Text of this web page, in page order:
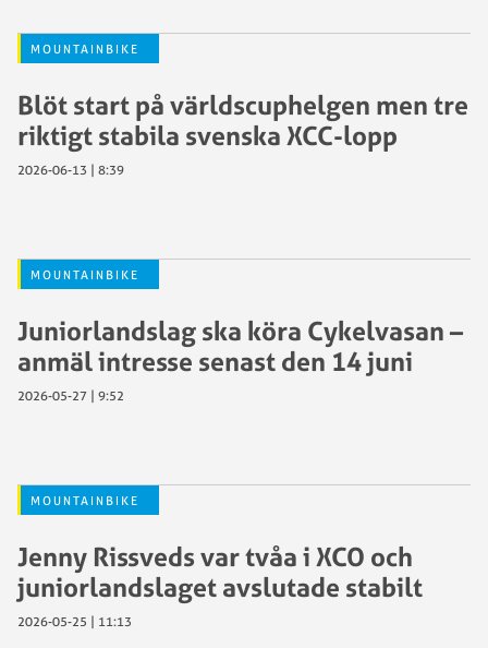
MOUNTAINBIKE
Blöt start på världscuphelgen men tre
riktigt stabila svenska XCC-lopp
2026-06-13 | 8:39
MOUNTAINBIKE
Juniorlandslag ska köra Cykelvasan –
anmäl intresse senast den 14 juni
2026-05-27 | 9:52
MOUNTAINBIKE
Jenny Rissveds var tvåa i XCO och
juniorlandslaget avslutade stabilt
2026-05-25 | 11:13